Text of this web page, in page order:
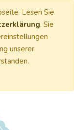
Lesen Sie
. Sie
unserer